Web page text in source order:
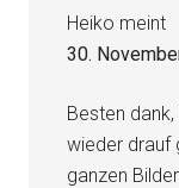
Heiko meint
30.
Besten
wieder drauf
ganzen